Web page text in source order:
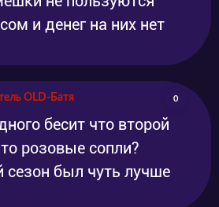
и денег на них нет
OLD-Батя 0
бесит что второй
розовые сопли?
сезон был чуть лучше